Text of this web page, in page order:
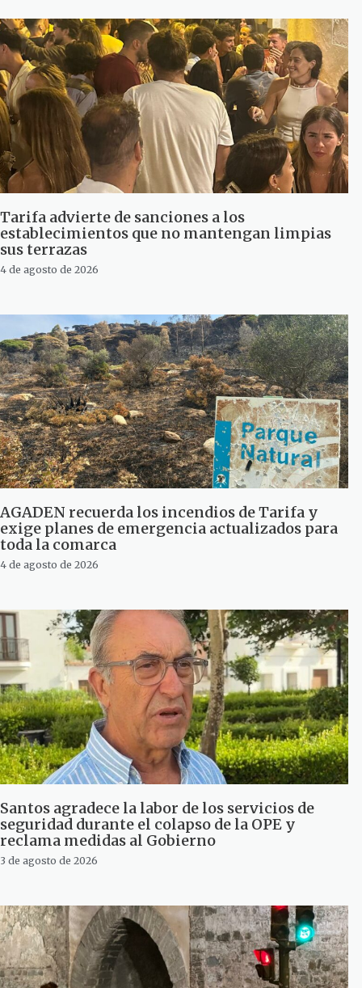
Tarifa advierte de sanciones a los
establecimientos que no mantengan limpias
sus terrazas
4 de agosto de 2026
AGADEN recuerda los incendios de Tarifa y
exige planes de emergencia actualizados para
toda la comarca
4 de agosto de 2026
Santos agradece la labor de los servicios de
seguridad durante el colapso de la OPE y
reclama medidas al Gobierno
3 de agosto de 2026